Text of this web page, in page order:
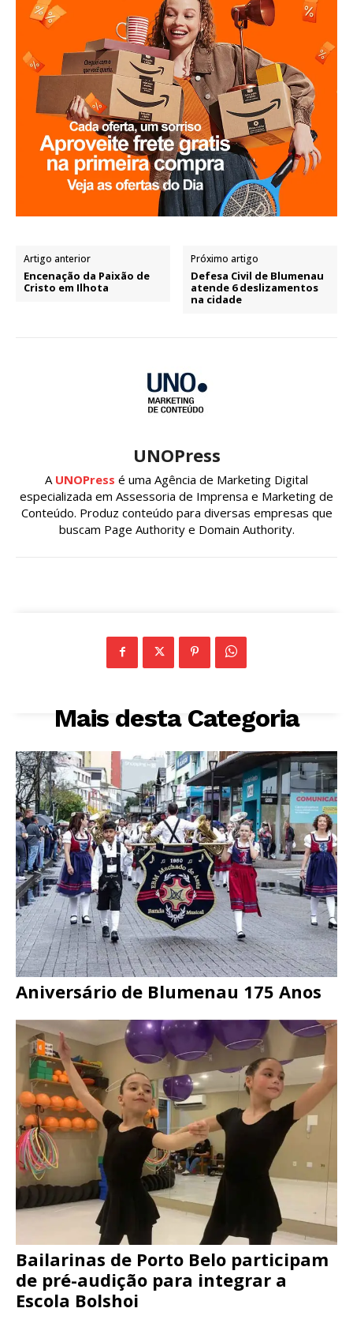
Artigo anterior
Encenação da Paixão de
Cristo em Ilhota
Próximo artigo
Defesa Civil de Blumenau
atende 6 deslizamentos
na cidade
UNOPress
A UNOPress é uma Agência de Marketing Digital
especializada em Assessoria de Imprensa e Marketing de
Conteúdo. Produz conteúdo para diversas empresas que
buscam Page Authority e Domain Authority.
Mais desta Categoria
Aniversário de Blumenau 175 Anos
Bailarinas de Porto Belo participam
de pré-audição para integrar a
Escola Bolshoi